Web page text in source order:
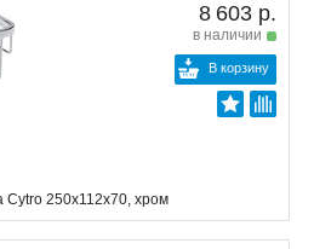
8 603 р.
в наличии
В корзину
Cytro 250x112x70, хром